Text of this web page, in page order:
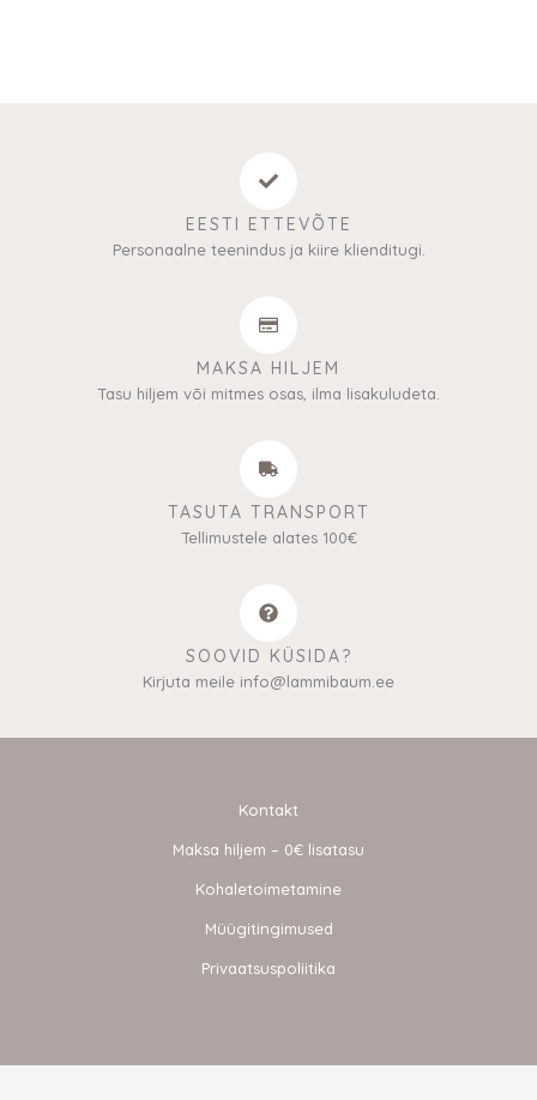
EESTI ETTEVÕTE
Personaalne teenindus ja kiire klienditugi.
MAKSA HILJEM
Tasu hiljem või mitmes osas, ilma lisakuludeta.
TASUTA TRANSPORT
Tellimustele alates 100€
SOOVID KÜSIDA?
Kirjuta meile info@lammibaum.ee
Kontakt
Maksa hiljem – 0€ lisatasu
Kohaletoimetamine
Müügitingimused
Privaatsuspoliitika